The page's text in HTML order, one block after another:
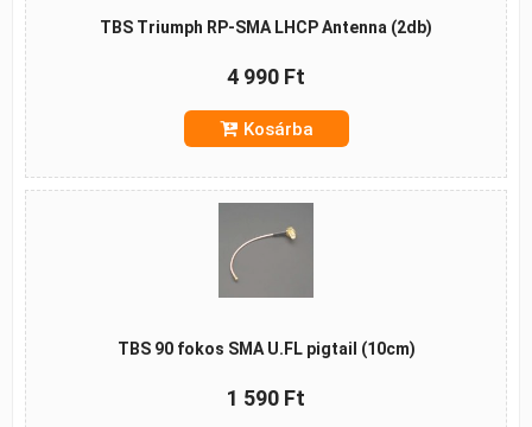
TBS Triumph RP-SMA LHCP Antenna (2db)
4 990 Ft
Kosárba
TBS 90 fokos SMA U.FL pigtail (10cm)
1 590 Ft